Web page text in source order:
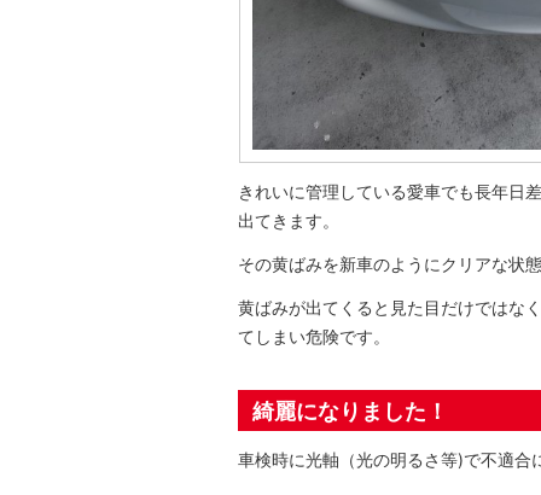
きれいに管理している愛車でも長年日
出てきます。
その黄ばみを新車のようにクリアな状
黄ばみが出てくると見た目だけではな
てしまい危険です。
綺麗になりました！
車検時に光軸（光の明るさ等)で不適